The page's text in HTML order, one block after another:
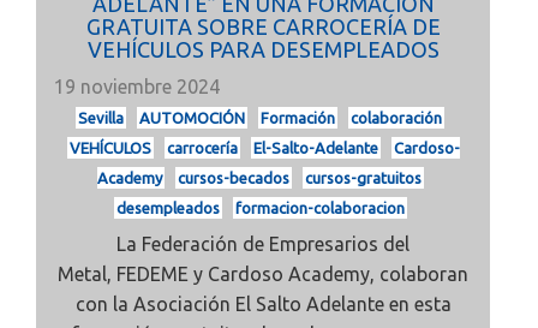
GRATUITA SOBRE CARROCERÍA DE
VEHÍCULOS PARA DESEMPLEADOS
19 noviembre 2024
Sevilla AUTOMOCIÓN Formación
colaboración
VEHÍCULOS
carrocería El-Salto-Adelante
Cardoso-
Academy
cursos-becados
cursos-gratuitos
desempleados
formacion-colaboracion
La Federación de Empresarios del
Metal, FEDEME y Cardoso Academy, colaboran
con la Asociación El Salto Adelante en esta